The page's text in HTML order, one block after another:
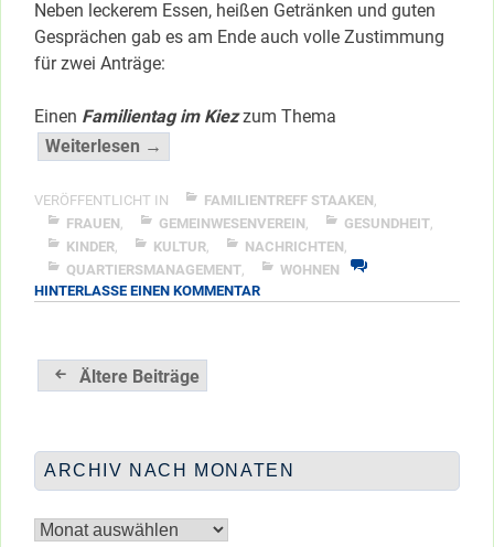
Neben leckerem Essen, heißen Getränken und guten
Gesprächen gab es am Ende auch volle Zustimmung
für zwei Anträge:
Einen Familientag im Kiezzum Thema
Weiterlesen →
ersten
Drei
im
1.
Quartal”
VERÖFFENTLICHT IN FAMILIENTREFF STAAKEN,
FRAUEN, GEMEINWESENVEREIN, GESUNDHEIT,
KINDER, KULTUR, NACHRICHTEN,
QUARTIERSMANAGEMENT,
WOHNEN
HINTERLASSE EINEN KOMMENTARZU
Beitragsnavigation
Ältere Beiträge
ARCHIV NACH MONATEN
nach